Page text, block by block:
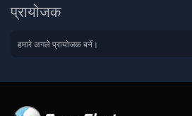
प्रायोजक
हमारे अगले प्रायोजक बनें।